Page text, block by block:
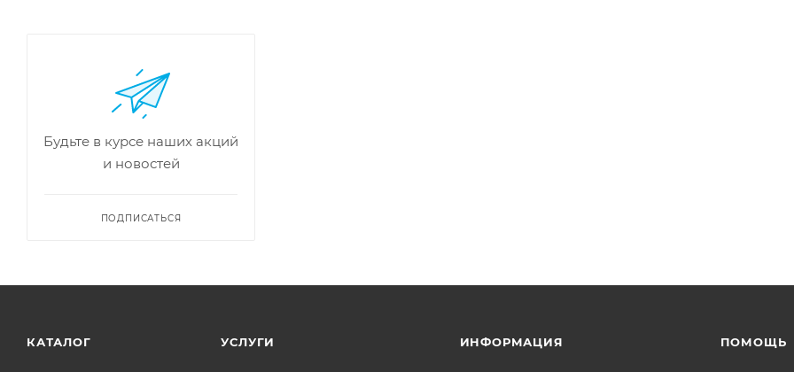
Будьте в курсе наших акций
и новостей
ПОДПИСАТЬСЯ
КАТАЛОГ УСЛУГИ ИНФОРМАЦИЯ ПОМОЩЬ